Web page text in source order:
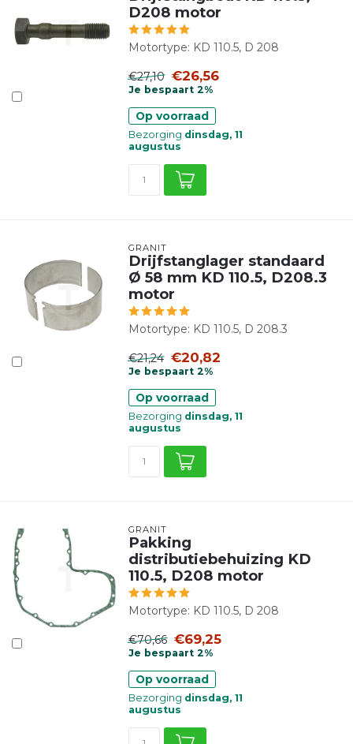
D208 motor
Motortype: KD 110.5, D 208
€27,10 €26,56
Je bespaart 2%
Op voorraad
Bezorging dinsdag, 11
augustus
GRANIT
Drijfstanglager standaard
Ø 58 mm KD 110.5, D208.3
motor
Motortype: KD 110.5, D 208.3
€21,24 €20,82
Je bespaart 2%
Op voorraad
Bezorging dinsdag, 11
augustus
GRANIT
Pakking
distributiebehuizing KD
110.5, D208 motor
Motortype: KD 110.5, D 208
€70,66 €69,25
Je bespaart 2%
Op voorraad
Bezorging dinsdag, 11
augustus